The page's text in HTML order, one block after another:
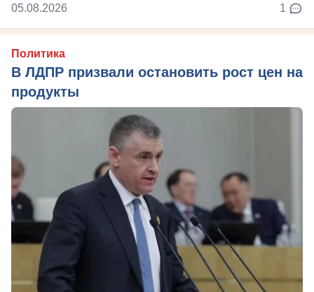
05.08.2026 1
Политика
В ЛДПР призвали остановить рост цен на
продукты